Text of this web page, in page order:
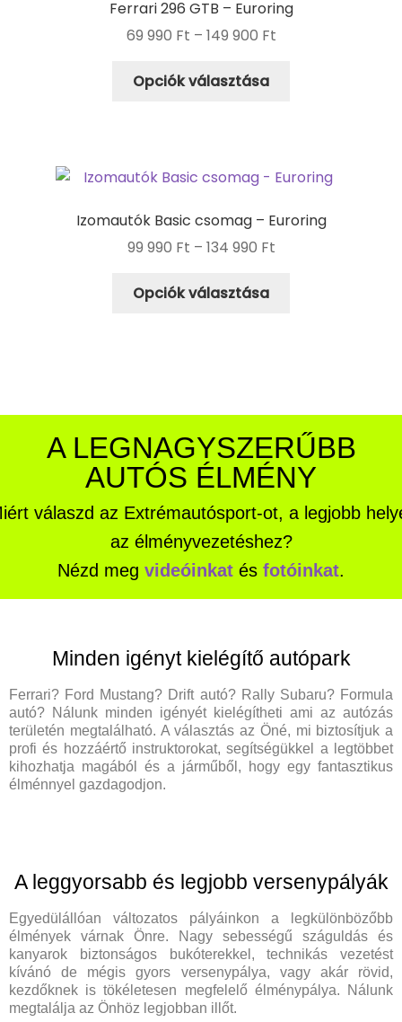
Ferrari 296 GTB – Euroring
69 990 Ft – 149 900 Ft
Opciók választása
Izomautók Basic csomag – Euroring
99 990 Ft – 134 990 Ft
Opciók választása
A LEGNAGYSZERŰBB
AUTÓS ÉLMÉNY
válaszd az Extrémautósport-ot, a legjobb
az élményvezetéshez?
Nézd meg videóinkat és fotóinkat.
Minden igényt kielégítő autópark
Ferrari? Ford Mustang? Drift autó? Rally Subaru? Formula
autó? Nálunk minden igényét kielégítheti ami az autózás
területén megtalálható. A választás az Öné, mi biztosítjuk a
profi és hozzáértő instruktorokat, segítségükkel a legtöbbet
kihozhatja magából és a járműből, hogy egy fantasztikus
élménnyel gazdagodjon.
A leggyorsabb és legjobb versenypályák
Egyedülállóan változatos pályáinkon a legkülönbözőbb
élmények várnak Önre. Nagy sebességű száguldás és
kanyarok biztonságos bukóterekkel, technikás vezetést
kívánó de mégis gyors versenypálya, vagy akár rövid,
kezdőknek is tökéletesen megfelelő élménypálya. Nálunk
megtalálja az Önhöz legjobban illőt.